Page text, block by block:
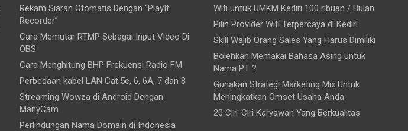
Rekam Siaran Otomatis Dengan “PlayIt
Recorder”
Cara Memutar RTMP Sebagai Input Video Di
OBS
Cara Menghitung BHP Frekuensi Radio FM
Perbedaan kabel LAN Cat.5e, 6, 6A, 7 dan 8
Streaming Wowza di Android Dengan
ManyCam
Perlindungan Nama Domain di Indonesia
Wifi untuk UMKM Kediri 100 ribuan / Bulan
Pilih Provider Wifi Terpercaya di Kediri
Skill Wajib Orang Sales Yang Harus Dimiliki
Bolehkah Memakai Bahasa Asing untuk
Nama PT ?
Gunakan Strategi Marketing Mix Untuk
Meningkatkan Omset Usaha Anda
20 Ciri-Ciri Karyawan Yang Berkualitas